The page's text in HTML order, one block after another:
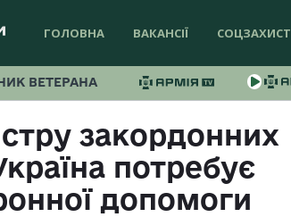
ГОЛОВНА ВАКАНСІЇ СОЦЗАХИСТ
ВЕТЕРАНА
закордонних
потребує
допомоги